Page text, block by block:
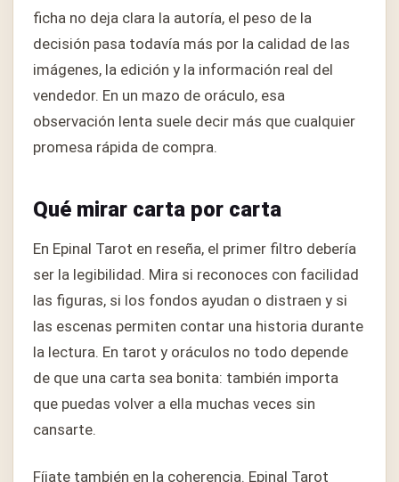
ficha no deja clara la autoría, el peso de la
decisión pasa todavía más por la calidad de las
imágenes, la edición y la información real del
vendedor. En un mazo de oráculo, esa
observación lenta suele decir más que cualquier
promesa rápida de compra.
Qué mirar carta por carta
En Epinal Tarot en reseña, el primer filtro debería
ser la legibilidad. Mira si reconoces con facilidad
las figuras, si los fondos ayudan o distraen y si
las escenas permiten contar una historia durante
la lectura. En tarot y oráculos no todo depende
de que una carta sea bonita: también importa
que puedas volver a ella muchas veces sin
cansarte.
Fíjate también en la coherencia. Epinal Tarot